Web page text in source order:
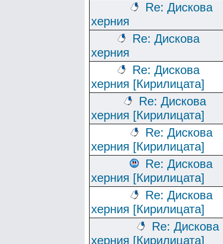
Re: Дискова
херния
Re: Дискова
херния
Re: Дискова
херния [Кирилицата]
Re: Дискова
херния [Кирилицата]
Re: Дискова
херния [Кирилицата]
Re: Дискова
херния [Кирилицата]
Re: Дискова
херния [Кирилицата]
Re: Дискова
херния [Кирилицата]